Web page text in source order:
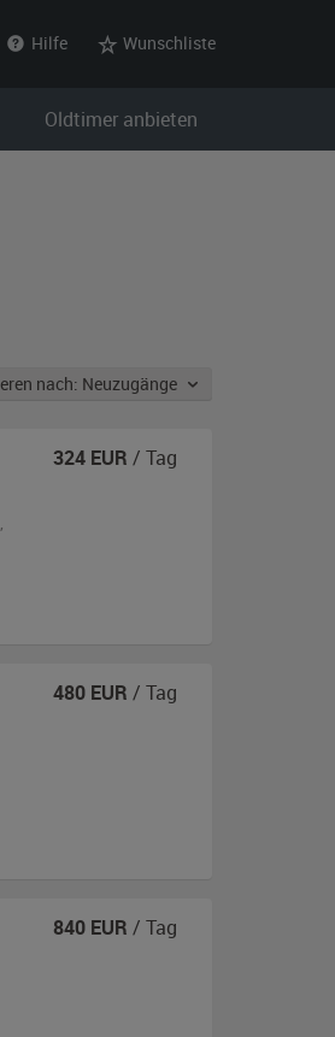
Hilfe Wunschliste
Oldtimer anbieten
Sortieren nach: Neuzugänge
,
324 EUR / Tag
480 EUR / Tag
840 EUR / Tag